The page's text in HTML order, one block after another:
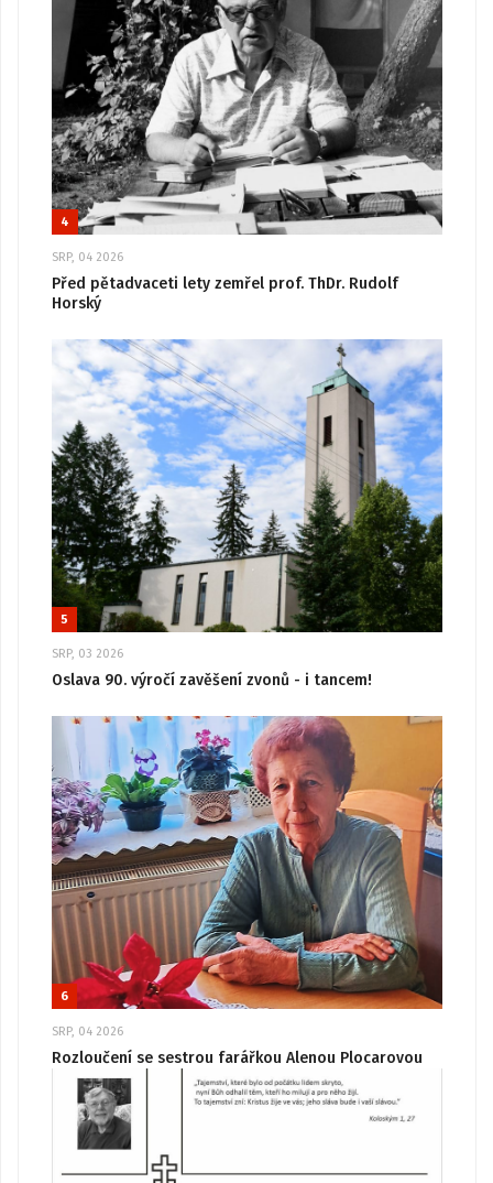
4
SRP, 04 2026
Před pětadvaceti lety zemřel prof. ThDr. Rudolf
Horský
5
SRP, 03 2026
Oslava 90. výročí zavěšení zvonů - i tancem!
6
SRP, 04 2026
Rozloučení se sestrou farářkou Alenou Plocarovou